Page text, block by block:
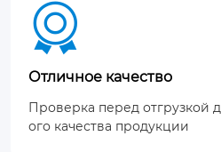

Отличное качество
Проверка перед отгрузкой
ого качества продукции